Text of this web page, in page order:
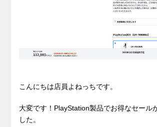
こんにちは店員よねっちです。
大変です！PlayStation製品でお得なセール
した。